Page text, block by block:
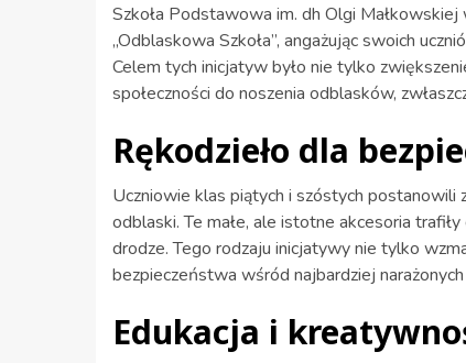
Szkoła Podstawowa im. dh Olgi
„Odblaskowa Szkoła”, angażując swoich
Celem tych inicjatyw było nie tylko
społeczności do noszenia odblasków,
Rękodzieło dla
Uczniowie klas piątych i szóstych postanowili
odblaski. Te małe, ale istotne akcesoria
drodze. Tego rodzaju inicjatywy nie tylko
bezpieczeństwa wśród najbardziej
Edukacja i